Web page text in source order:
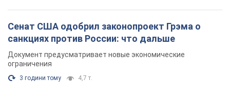
Сенат США одобрил законопроект Грэма о
санкциях против России: что дальше
Документ предусматривает новые экономические
ограничения
3 години тому 4,7 т.